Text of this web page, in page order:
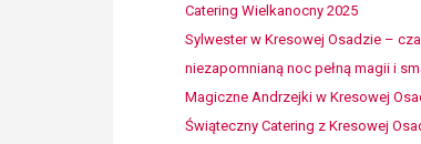
Catering Wielkanocny 2025
Sylwester w Kresowej Osadzie –
niezapomnianą noc pełną magii i
Magiczne Andrzejki w Kresowej
Świąteczny Catering z Kresowej